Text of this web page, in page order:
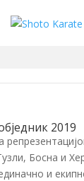
2019
Босна и
и